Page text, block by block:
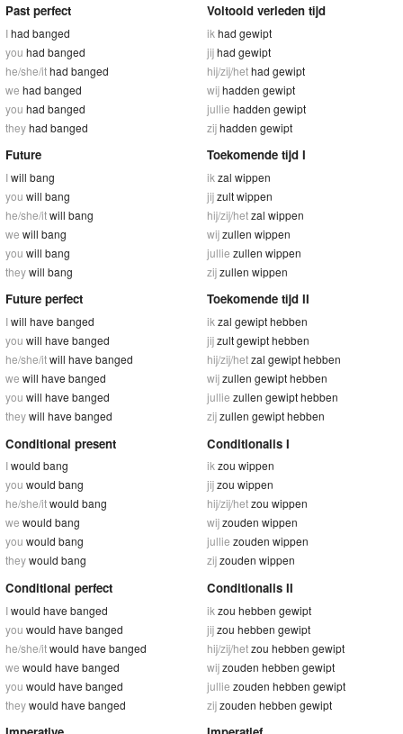
Past perfect
Ihad banged
you had banged
he/she/ithad banged
we had banged
you had banged
theyhad banged
Voltooid verleden tijd
ik had gewipt
jijhad gewipt
hij/zij/hethad gewipt
wijhadden gewipt
jullie hadden gewipt
zijhadden gewipt
Future
Iwill bang
you will bang
he/she/itwill bang
we will bang
you will bang
theywill bang
Toekomende tijd I
ik zal wippen
jijzult wippen
hij/zij/hetzal wippen
wijzullen wippen
jullie zullen wippen
zijzullen wippen
Future perfect
Iwill have banged
you will have banged
he/she/itwill have banged
we will have banged
you will have banged
theywill have banged
Toekomende tijd II
ik zal gewipt hebben
jijzult gewipt hebben
hij/zij/hetzal gewipt hebben
wijzullen gewipt hebben
jullie zullen gewipt hebben
zijzullen gewipt hebben
Conditional present
Iwould bang
you would bang
he/she/itwould bang
we would bang
you would bang
theywould bang
Conditionalis I
ik zou wippen
jijzou wippen
hij/zij/hetzou wippen
wijzouden wippen
jullie zouden wippen
zijzouden wippen
Conditional perfect
Iwould have banged
you would have banged
he/she/itwould have banged
we would have banged
you would have banged
theywould have banged
Conditionalis II
ik zou hebben gewipt
jijzou hebben gewipt
hij/zij/hetzou hebben gewipt
wijzouden hebben gewipt
jullie zouden hebben gewipt
zijzouden hebben gewipt